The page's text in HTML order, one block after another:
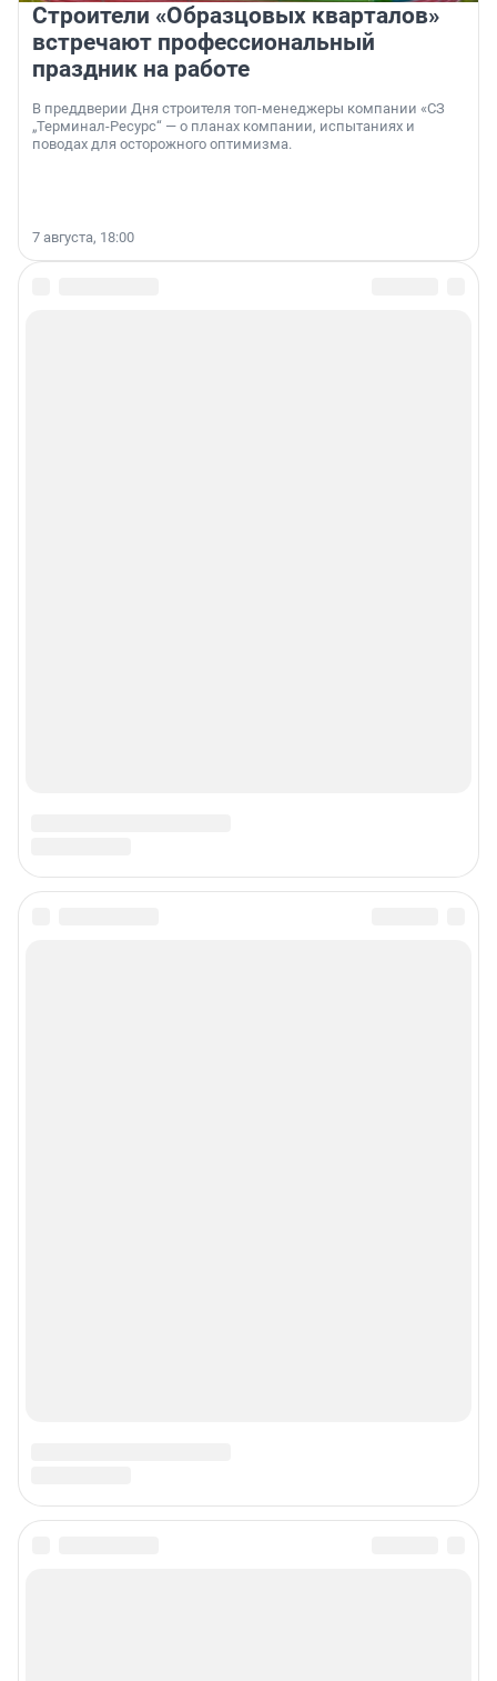
Строители «Образцовых кварталов»
встречают профессиональный
праздник на работе
В преддверии Дня строителя топ-менеджеры компании «СЗ
„Терминал-Ресурс“ — о планах компании, испытаниях и
поводах для осторожного оптимизма.
7 августа, 18:00